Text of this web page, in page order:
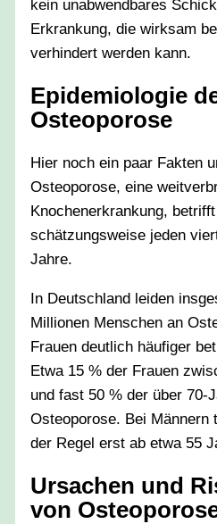
kein unabwendbares
Erkrankung, die wirksam
verhindert werden kann.
Epidemiologie
Osteoporose
Hier noch ein paar Fakten
Osteoporose, eine
Knochenerkrankung,
schätzungsweise jeden
Jahre.
In Deutschland leiden
Millionen Menschen an
Frauen deutlich häufiger
Etwa 15 % der Frauen
und fast 50 % der über 70-
Osteoporose. Bei Männern
der Regel erst ab etwa 55
Ursachen und
von